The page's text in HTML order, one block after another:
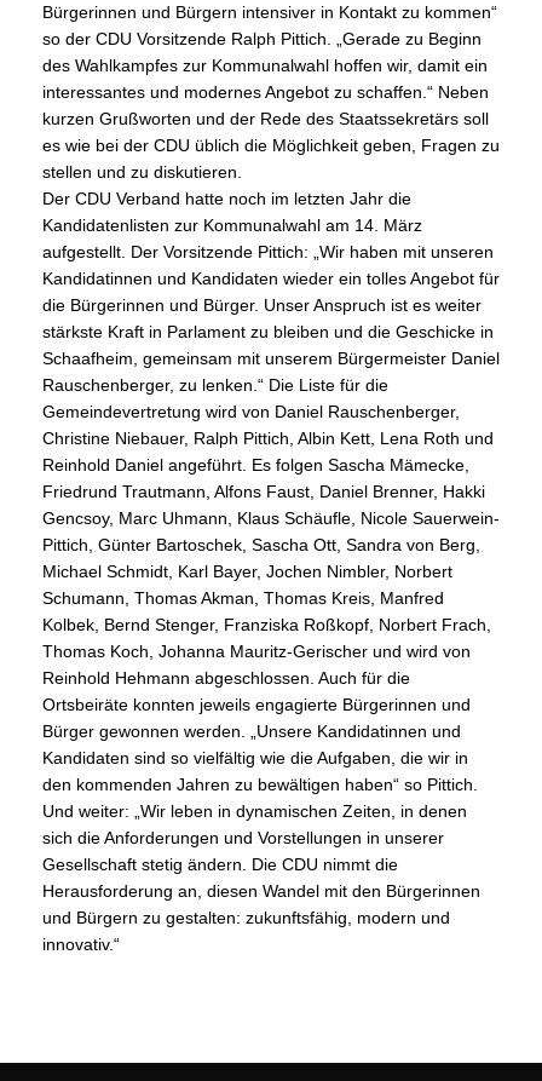
Bürgerinnen und Bürgern intensiver in Kontakt zu kommen“
so der CDU Vorsitzende Ralph Pittich. „Gerade zu Beginn
des Wahlkampfes zur Kommunalwahl hoffen wir, damit ein
interessantes und modernes Angebot zu schaffen.“ Neben
kurzen Grußworten und der Rede des Staatssekretärs soll
es wie bei der CDU üblich die Möglichkeit geben, Fragen zu
stellen und zu diskutieren.
Der CDU Verband hatte noch im letzten Jahr die
Kandidatenlisten zur Kommunalwahl am 14. März
aufgestellt. Der Vorsitzende Pittich: „Wir haben mit unseren
Kandidatinnen und Kandidaten wieder ein tolles Angebot für
die Bürgerinnen und Bürger. Unser Anspruch ist es weiter
stärkste Kraft in Parlament zu bleiben und die Geschicke in
Schaafheim, gemeinsam mit unserem Bürgermeister Daniel
Rauschenberger, zu lenken.“ Die Liste für die
Gemeindevertretung wird von Daniel Rauschenberger,
Christine Niebauer, Ralph Pittich, Albin Kett, Lena Roth und
Reinhold Daniel angeführt. Es folgen Sascha Mämecke,
Friedrund Trautmann, Alfons Faust, Daniel Brenner, Hakki
Gencsoy, Marc Uhmann, Klaus Schäufle, Nicole Sauerwein-
Pittich, Günter Bartoschek, Sascha Ott, Sandra von Berg,
Michael Schmidt, Karl Bayer, Jochen Nimbler, Norbert
Schumann, Thomas Akman, Thomas Kreis, Manfred
Kolbek, Bernd Stenger, Franziska Roßkopf, Norbert Frach,
Thomas Koch, Johanna Mauritz-Gerischer und wird von
Reinhold Hehmann abgeschlossen. Auch für die
Ortsbeiräte konnten jeweils engagierte Bürgerinnen und
Bürger gewonnen werden. „Unsere Kandidatinnen und
Kandidaten sind so vielfältig wie die Aufgaben, die wir in
den kommenden Jahren zu bewältigen haben“ so Pittich.
Und weiter: „Wir leben in dynamischen Zeiten , in denen
sich die Anforderungen und Vorstellungen in unserer
Gesellschaft stetig ändern. Die CDU nimmt die
Herausforderung an, diesen Wandel mit den Bürgerinnen
und Bürgern zu gestalten: zukunftsfähig, modern und
innovativ.“